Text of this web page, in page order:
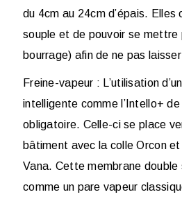
du 4cm au 24cm d’épais. Elles
souple et de pouvoir se mettre
bourrage) afin de ne pas laisser
Freine-vapeur : L’utilisation
intelligente comme l’Intello+
obligatoire. Celle-ci se place
bâtiment avec la colle Orcon
Vana. Cette membrane
comme un pare vapeur